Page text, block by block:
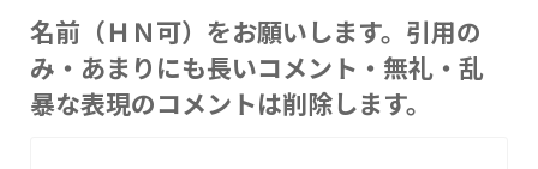
名前（ＨＮ可）をお願いします。引用の
み・あまりにも長いコメント・無礼・乱
暴な表現のコメントは削除します。